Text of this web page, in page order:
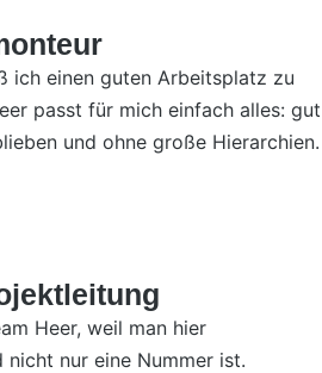
ich einen guten Arbeitsplatz zu
passt für mich einfach alles: gut
und ohne große Hierarchien.
Heer, weil man hier
nur eine Nummer ist.